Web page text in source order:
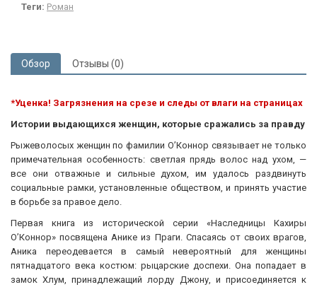
Теги: Роман
Обзор Отзывы (0)
*Уценка! Загрязнения на срезе и следы от влаги на страницах
Истории выдающихся женщин, которые сражались за правду
Рыжеволосых женщин по фамилии О’Коннор связывает не только
примечательная особенность: светлая прядь волос над ухом, —
все они отважные и сильные духом, им удалось раздвинуть
социальные рамки, установленные обществом, и принять участие
в борьбе за правое дело.
Первая книга из исторической серии «Наследницы Кахиры
О’Коннор» посвящена Анике из Праги. Спасаясь от своих врагов,
Аника переодевается в самый невероятный для женщины
пятнадцатого века костюм: рыцарские доспехи. Она попадает в
замок Хлум, принадлежащий лорду Джону, и присоединяется к